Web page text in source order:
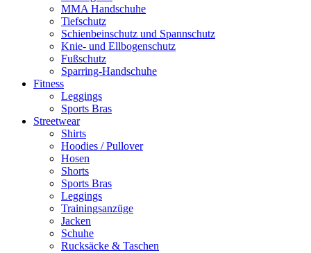
MMA Handschuhe
Tiefschutz
Schienbeinschutz und Spannschutz
Knie- und Ellbogenschutz
Fußschutz
Sparring-Handschuhe
Fitness
Leggings
Sports Bras
Streetwear
Shirts
Hoodies / Pullover
Hosen
Shorts
Sports Bras
Leggings
Trainingsanzüge
Jacken
Schuhe
Rucksäcke & Taschen